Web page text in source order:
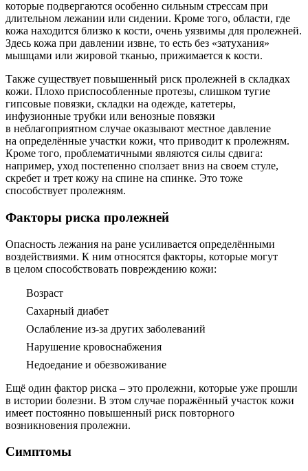
которые подвергаются особенно сильным стрессам при
длительном лежании или сидении. Кроме того, области, где
кожа находится близко к кости, очень уязвимы для пролежней.
Здесь кожа при давлении извне, то есть без «затухания»
мышцами или жировой тканью, прижимается к кости.
Также существует повышенный риск пролежней в складках
кожи. Плохо приспособленные протезы, слишком тугие
гипсовые повязки, складки на одежде, катетеры,
инфузионные трубки или венозные повязки
в неблагоприятном случае оказывают местное давление
на определённые участки кожи, что приводит к пролежням.
Кроме того, проблематичными являются силы сдвига:
например, уход постепенно сползает вниз на своем стуле,
скребет и трет кожу на спине на спинке. Это тоже
способствует пролежням.
Факторы риска пролежней
Опасность лежания на ране усиливается определёнными
воздействиями. К ним относятся факторы, которые могут
в целом способствовать повреждению кожи:
Возраст
Сахарный диабет
Ослабление из-за других заболеваний
Нарушение кровоснабжения
Недоедание и обезвоживание
Ещё один фактор риска – это пролежни, которые уже прошли
в истории болезни. В этом случае поражённый участок кожи
имеет постоянно повышенный риск повторного
возникновения пролежни.
Симптомы